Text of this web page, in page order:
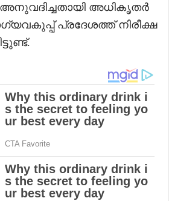
അധികൃതർ
പ്രദേശത്ത് നിരീക്ഷ